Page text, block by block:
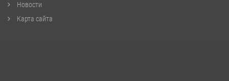
Новости
Карта сайта